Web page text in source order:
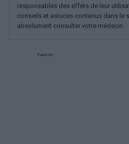
responsables des effets de leur
conseils et astuces contenus dans le
absolument consulter votre médecin.
Publicité: